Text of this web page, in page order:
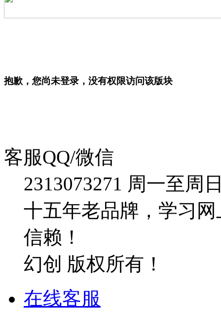
抱歉，您尚未登录，没有权限访问该版块
客服QQ/微信
2313073271 周一至周
十五年老品牌，学习
信赖！
幻创 版权所有！
在线客服